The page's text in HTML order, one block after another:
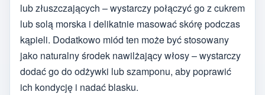
lub złuszczających – wystarczy połączyć go z cukrem
lub solą morska i delikatnie masować skórę podczas
kąpieli. Dodatkowo miód ten może być stosowany
jako naturalny środek nawilżający włosy – wystarczy
dodać go do odżywki lub szamponu, aby poprawić
ich kondycję i nadać blasku.